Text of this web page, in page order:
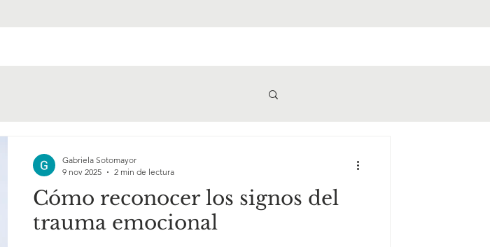
Cómo reconocer los signos del
trauma emocional
Gabriela Sotomayor
9 nov 2025
2 min de lectura